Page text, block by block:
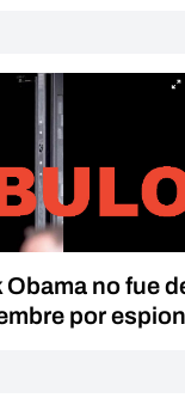
Obama no fue
por